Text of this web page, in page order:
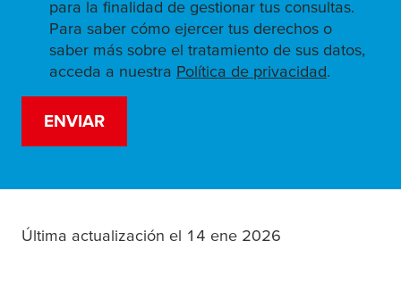
para la finalidad de gestionar tus consultas.
Para saber cómo ejercer tus derechos o
saber más sobre el tratamiento de sus datos,
acceda a nuestra Política de privacidad(opens in
.
ENVIAR
Última actualización el 14 ene 2026